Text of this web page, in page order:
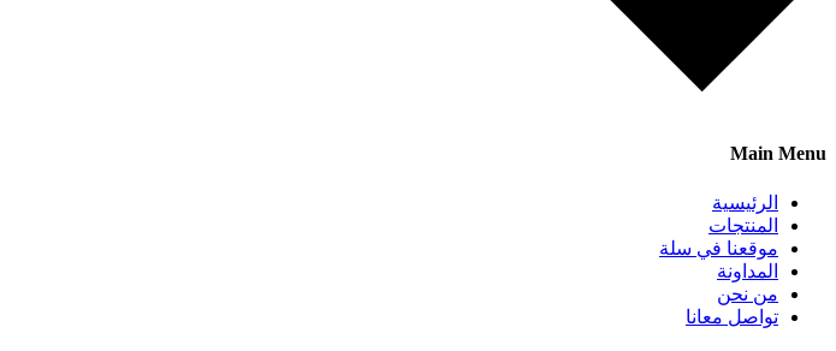
Main Menu
الرئيسية
المنتجات
موقعنا في سلة
المداونة
من نحن
تواصل معانا